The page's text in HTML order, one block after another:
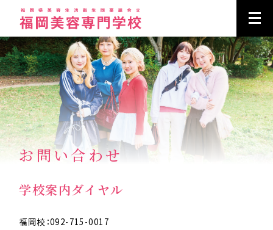
お問い合わせ
学校案内ダイヤル
福岡校：092-715-0017